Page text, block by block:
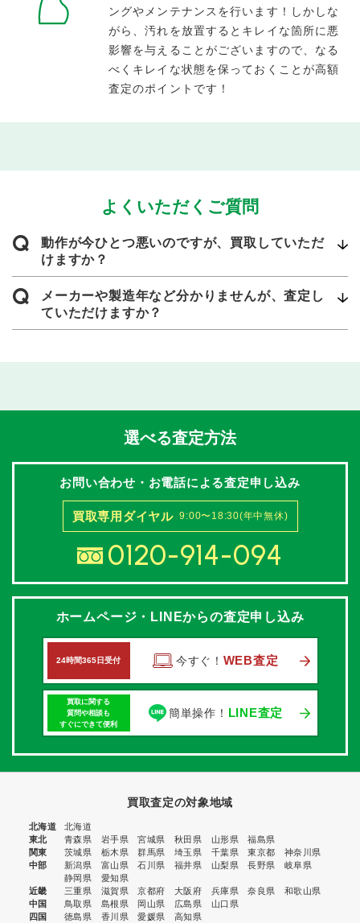
ングやメンテナンスを行います！しかしな
がら、汚れを放置するとキレイな箇所に悪
影響を与えることがございますので、なる
べくキレイな状態を保っておくことが高額
査定のポイントです！
よくいただくご質問
Q
動作が今ひとつ悪いのですが、買取していただ
けますか？
Q
メーカーや製造年など分かりませんが、査定し
ていただけますか？
選べる査定方法
お問い合わせ・お電話による査定申し込み
買取専用ダイヤル 9:00〜18:30(年中無休)
0120-914-094
ホームページ・LINEからの査定申し込み
24時間365日受付 今すぐ！ WEB査定
買取に関する
質問や相談も
すぐにできて便利
簡単操作！ LINE査定
買取査定の対象地域
北海道
北海道
東北
青森県 岩手県 宮城県 秋田県 山形県
福島県
関東
茨城県 栃木県 群馬県 埼玉県 千葉県 東京都
神奈川県
中部
新潟県 富山県 石川県 福井県 山梨県 長野県
岐阜県
静岡県
愛知県
近畿
三重県 滋賀県 京都府 大阪府 兵庫県 奈良県
和歌山県
中国
鳥取県 島根県 岡山県 広島県
山口県
四国
徳島県 香川県 愛媛県
高知県